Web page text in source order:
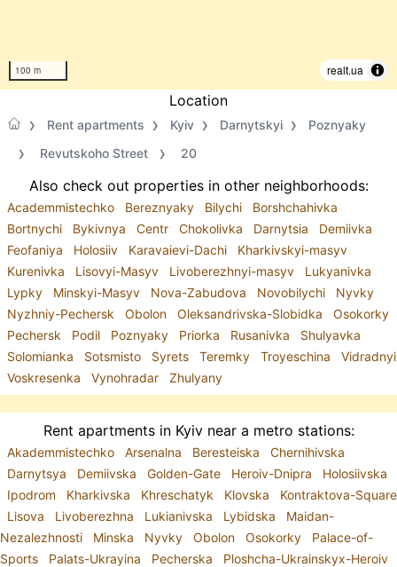
100 m realt.ua
Location
Rent apartments Kyiv Darnytskyi
Poznyaky
Revutskoho Street
20
Also check out properties in other neighborhoods:
Academmistechko Bereznyaky Bilychi
Borshchahivka
Bortnychi
Bykivnya Centr Chokolivka Darnytsia
Demiivka
Feofaniya
Holosiiv Karavaievi-Dachi
Kharkivskyi-masyv
Kurenivka
Lisovyi-Masyv Livoberezhnyi-masyv
Lukyanivka
Lypky
Minskyi-Masyv Nova-Zabudova Novobilychi
Nyvky
Nyzhniy-Pechersk
Obolon Oleksandrivska-Slobidka
Osokorky
Pechersk
Podil Poznyaky Priorka Rusanivka
Shulyavka
Solomianka
Sotsmisto Syrets Teremky Troyeschina
Vidradnyi
Voskresenka
Vynohradar Zhulyany
Rent apartments in Kyiv near a metro stations:
Akademmistechko Arsenalna Beresteiska
Chernihivska
Darnytsya
Demiivska Golden-Gate Heroiv-Dnipra
Holosiivska
Ipodrom
Kharkivska Khreschatyk Klovska
Kontraktova-Square
Lisova
Livoberezhna Lukianivska Lybidska
Maidan-
Nezalezhnosti
Minska Nyvky Obolon Osokorky
Palace-of-
Sports
Palats-Ukrayina Pecherska
Ploshcha-Ukrainskyx-Heroiv